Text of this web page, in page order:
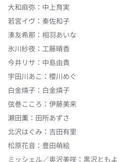
大和麻弥 ： 中上育実
若宮イヴ ： 秦佐和子
湊友希那 ： 相羽あいな
氷川紗夜 ： 工藤晴香
今井リサ ： 中島由貴
宇田川あこ ： 櫻川めぐ
白金燐子 ： 白金燐子
弦巻こころ ： 伊藤美来
瀬田薫 ： 田所あずさ
北沢はぐみ ： 吉田有里
松原花音 ： 豊田萌絵
ミッシェル／奥沢美咲 ： 黒沢ともよ